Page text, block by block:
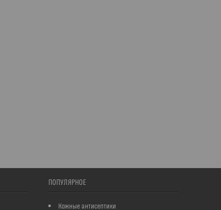
ПОПУЛЯРНОЕ
Кожные антисептики